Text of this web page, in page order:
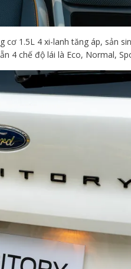
1.5L 4 xi-lanh tăng áp, sản
4 chế độ lái là Eco, Normal,